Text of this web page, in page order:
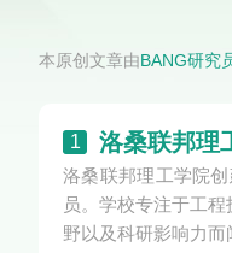
本原创文章由BANG研究
1 洛桑联邦理
洛桑联邦理工学院
员。学校专注于工
野以及科研影响力而